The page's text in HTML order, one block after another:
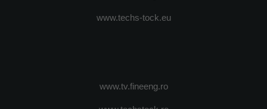
www.techs-tock.eu
www.tv.fineeng.ro